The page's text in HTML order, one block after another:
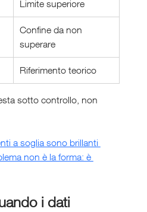
Limite superiore
Confine da non
superare
Riferimento teorico
sotto controllo, non
a soglia sono brillanti
non è la forma: è
i dati